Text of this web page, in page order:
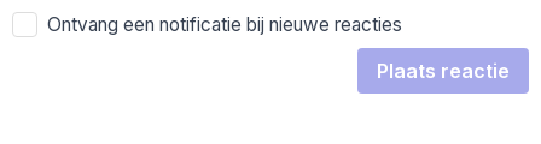
Ontvang een notificatie bij nieuwe reacties
Plaats reactie